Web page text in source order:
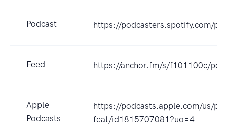
Podcast https://podcasters.spotify.com/
Feed https://anchor.fm/s/f101100c/
Apple
Podcasts
https://podcasts.apple.com/us/
feat/id1815707081?uo=4